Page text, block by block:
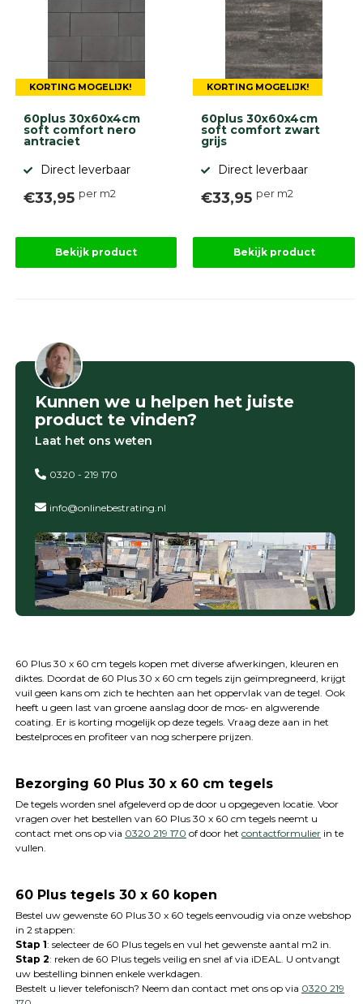
diversen
betonelementen
Overig
Aanbiedingen
9.1
KORTING MOGELIJK!
60plus 30x60x4cm
soft comfort nero
antraciet
Direct leverbaar
€33,95 per m2
Bekijk product
KORTING MOGELIJK!
60plus 30x60x4cm
soft comfort zwart
grijs
Direct leverbaar
€33,95 per m2
Bekijk product
Kunnen we u helpen het juiste
product te vinden?
Laat het ons weten
0320 - 219 170
info@onlinebestrating.nl
60 Plus 30 x 60 cm tegels kopen met diverse afwerkingen, kleuren en
diktes. Doordat de 60 Plus 30 x 60 cm tegels zijn geïmpregneerd, krijgt
vuil geen kans om zich te hechten aan het oppervlak van de tegel. Ook
heeft u geen last van groene aanslag door de mos- en algwerende
coating. Er is korting mogelijk op deze tegels. Vraag deze aan in het
bestelproces en profiteer van nog scherpere prijzen.
Bezorging 60 Plus 30 x 60 cm tegels
De tegels worden snel afgeleverd op de door u opgegeven locatie. Voor
vragen over het bestellen van 60 Plus 30 x 60 cm tegels neemt u
contact met ons op via 0320 219 170 of door het contactformulierin te
vullen.
60 Plus tegels 30 x 60 kopen
Bestel uw gewenste 60 Plus 30 x 60 tegels eenvoudig via onze webshop
in 2 stappen:
Stap 1: selecteer de 60 Plus tegels en vul het gewenste aantal m2 in.
Stap 2: reken de 60 Plus tegels veilig en snel af via iDEAL. U ontvangt
uw bestelling binnen enkele werkdagen.
Bestelt u liever telefonisch? Neem dan contact met ons op via 0320 219